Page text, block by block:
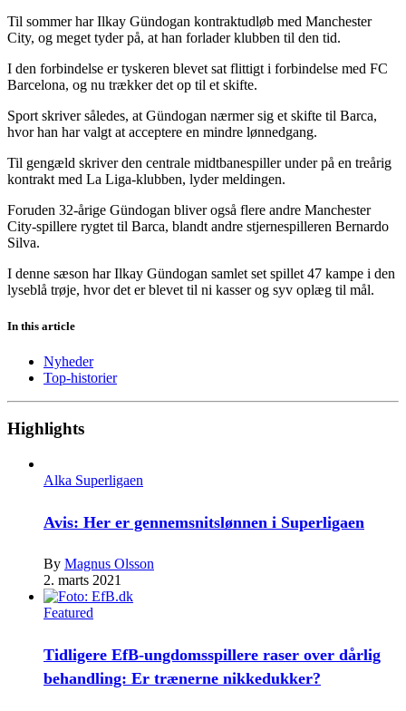
Til sommer har Ilkay Gündogan kontraktudløb med Manchester
City, og meget tyder på, at han forlader klubben til den tid.
I den forbindelse er tyskeren blevet sat flittigt i forbindelse med FC
Barcelona, og nu trækker det op til et skifte.
Sport skriver således, at Gündogan nærmer sig et skifte til Barca,
hvor han har valgt at acceptere en mindre lønnedgang.
Til gengæld skriver den centrale midtbanespiller under på en treårig
kontrakt med La Liga-klubben, lyder meldingen.
Foruden 32-årige Gündogan bliver også flere andre Manchester
City-spillere rygtet til Barca, blandt andre stjernespilleren Bernardo
Silva.
I denne sæson har Ilkay Gündogan samlet set spillet 47 kampe i den
lyseblå trøje, hvor det er blevet til ni kasser og syv oplæg til mål.
In this article
Nyheder
Top-historier
Highlights
Alka Superligaen
Avis: Her er gennemsnitslønnen i Superligaen
By Magnus Olsson
2. marts 2021
Featured
Tidligere EfB-ungdomsspillere raser over dårlig
behandling: Er trænerne nikkedukker?